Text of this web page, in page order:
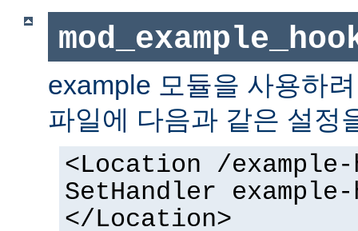
example 모듈을 사용하
파일에 다음과 같은 설정
<Location /
SetHandler
</Location>